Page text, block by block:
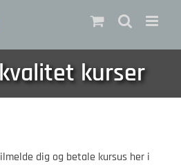
kurser
dig og betale kursus her i